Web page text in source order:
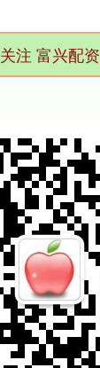
关注 富兴配资